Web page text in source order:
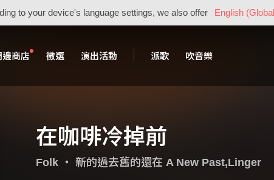
to your device's language settings, we also offer English
邊商店 徵選 演出活動 派歌 吹音樂
在咖啡冷掉前
Folk・ 新的過去舊的還在 A New Past,Linger